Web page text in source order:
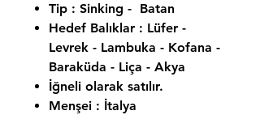
Tip : Sinking - Batan
Hedef Balıklar : Lüfer -
Levrek - Lambuka - Kofana -
Baraküda - Liça - Akya
İğneli olarak satılır.
Menşei : İtalya